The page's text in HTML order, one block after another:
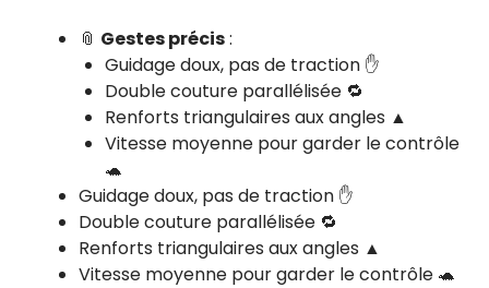
📎 Gestes précis:
Guidage doux, pas de traction ✋
Double couture parallélisée 🔁
Renforts triangulaires aux angles ▲
Vitesse moyenne pour garder le contrôle
🐢
Guidage doux, pas de traction ✋
Double couture parallélisée 🔁
Renforts triangulaires aux angles ▲
Vitesse moyenne pour garder le contrôle 🐢